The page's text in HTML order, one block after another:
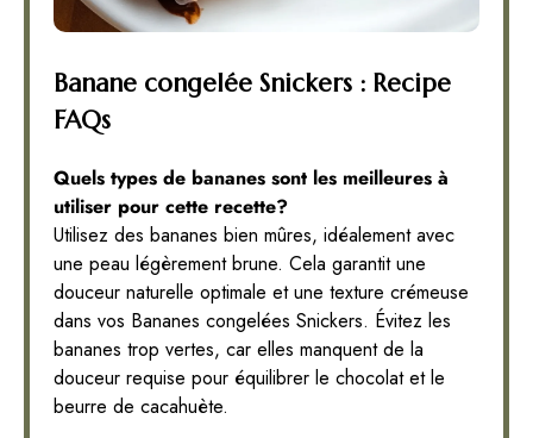
Banane congelée Snickers : Recipe
FAQs
Quels types de bananes sont les meilleures à
utiliser pour cette recette?
Utilisez des bananes bien mûres, idéalement avec
une peau légèrement brune. Cela garantit une
douceur naturelle optimale et une texture crémeuse
dans vos Bananes congelées Snickers. Évitez les
bananes trop vertes, car elles manquent de la
douceur requise pour équilibrer le chocolat et le
beurre de cacahuète.